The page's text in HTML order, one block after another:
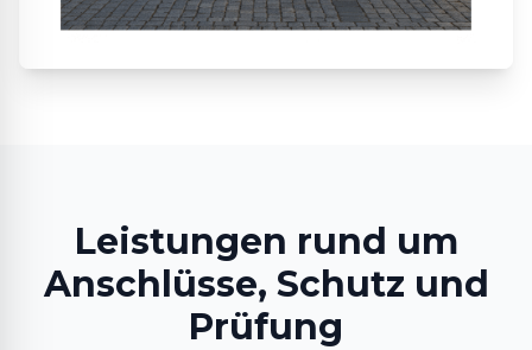
Leistungen rund um
Anschlüsse, Schutz und
Prüfung